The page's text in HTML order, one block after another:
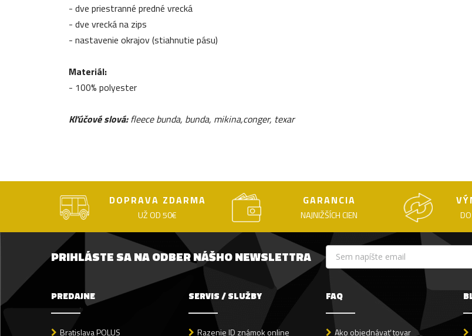
- dve priestranné predné vrecká
- dve vrecká na zips
- nastavenie okrajov (stiahnutie pásu)
Materiál:
- 100% polyester
Kľúčové slová:fleece bunda, bunda, mikina,conger, texar
DOPRAVA ZDARMA
UŽ OD 50€
GARANCIA
NAJNIŽŠÍCH CIEN
PRIHLÁSTE SA NA ODBER NÁŠHO NEWSLETTRA
PREDAJNE
Bratislava POLUS
SERVIS / SLUŽBY
Razenie ID známok online
FAQ
Ako objednávať tovar